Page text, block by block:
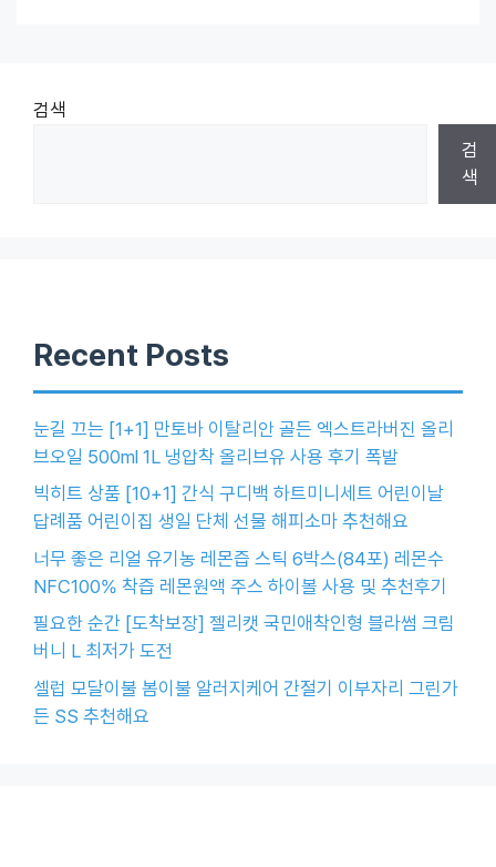
검색
검
색
Recent Posts
눈길 끄는 [1+1] 만토바 이탈리안 골든 엑스트라버진 올리
브오일 500ml 1L 냉압착 올리브유 사용 후기 폭발
빅히트 상품 [10+1] 간식 구디백 하트미니세트 어린이날
답례품 어린이집 생일 단체 선물 해피소마 추천해요
너무 좋은 리얼 유기농 레몬즙 스틱 6박스(84포) 레몬수
NFC100% 착즙 레몬원액 주스 하이볼 사용 및 추천후기
필요한 순간 [도착보장] 젤리캣 국민애착인형 블라썸 크림
버니 L 최저가 도전
셀럽 모달이불 봄이불 알러지케어 간절기 이부자리 그린가
든 SS 추천해요